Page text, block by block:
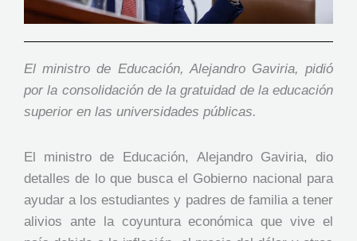
El ministro de Educación, Alejandro Gaviria, pidió
por la consolidación de la gratuidad de la educación
superior en las universidades públicas.
El ministro de Educación, Alejandro Gaviria, dio
detalles de lo que busca el Gobierno nacional para
ayudar a los estudiantes y padres de familia a tener
alivios ante la coyuntura económica que vive el